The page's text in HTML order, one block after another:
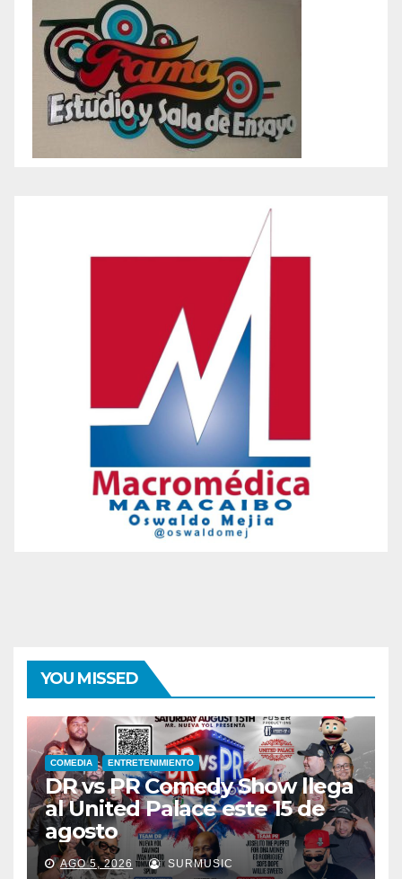
YOU MISSED
COMEDIA ENTRETENIMIENTO
DR vs PR Comedy Show llega
al United Palace este 15 de
agosto
AGO 5, 2026 SURMUSIC